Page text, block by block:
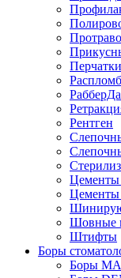
Перчатки
Рентген
Цементы
Цементы
Шовные
Штифты
Боры
Боры